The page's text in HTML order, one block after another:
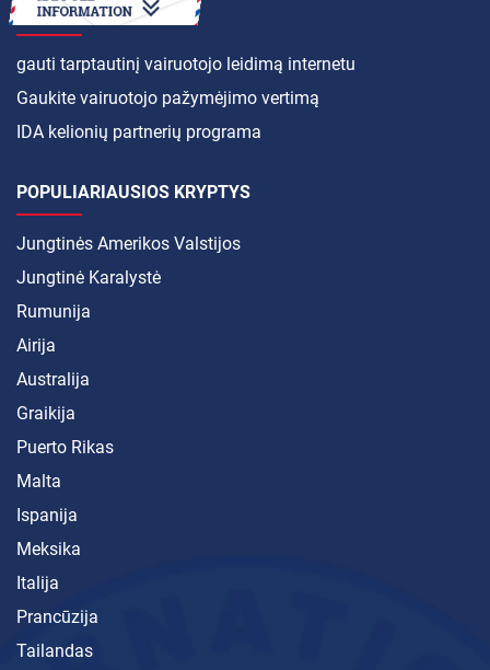
KAIP
gauti tarptautinį vairuotojo leidimą internetu
Gaukite vairuotojo pažymėjimo vertimą
IDA kelionių partnerių programa
POPULIARIAUSIOS KRYPTYS
Jungtinės Amerikos Valstijos
Jungtinė Karalystė
Rumunija
Airija
Australija
Graikija
Puerto Rikas
Malta
Ispanija
Meksika
Italija
Prancūzija
Tailandas